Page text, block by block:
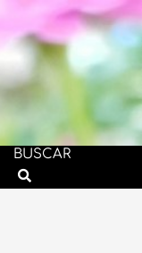
BUSCAR
Search